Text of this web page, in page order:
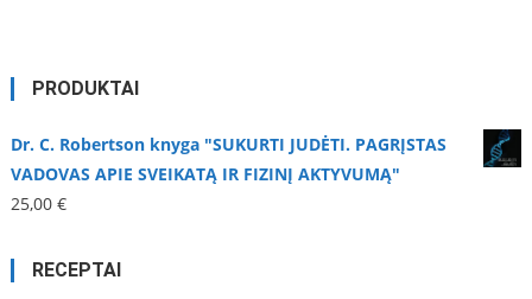
PRODUKTAI
Dr. C. Robertson knyga "SUKURTI JUDĖTI. PAGRĮSTAS
VADOVAS APIE SVEIKATĄ IR FIZINĮ AKTYVUMĄ"
25,00 €
RECEPTAI